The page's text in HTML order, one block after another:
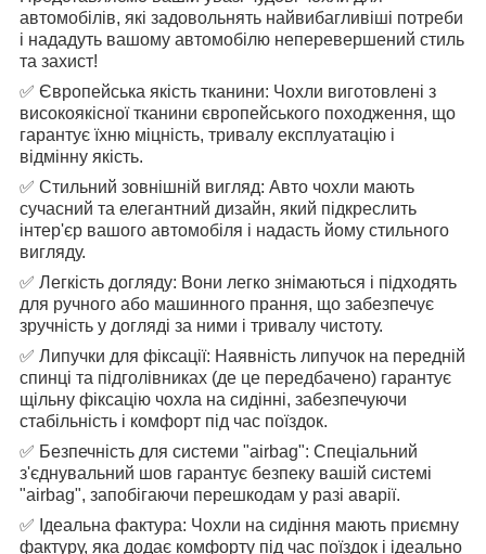
автомобілів, які задовольнять найвибагливіші потреби
і нададуть вашому автомобілю неперевершений стиль
та захист!
✅ Європейська якість тканини: Чохли виготовлені з
високоякісної тканини європейського походження, що
гарантує їхню міцність, тривалу експлуатацію і
відмінну якість.
✅ Стильний зовнішній вигляд: Авто чохли мають
сучасний та елегантний дизайн, який підкреслить
інтер'єр вашого автомобіля і надасть йому стильного
вигляду.
✅ Легкість догляду: Вони легко знімаються і підходять
для ручного або машинного прання, що забезпечує
зручність у догляді за ними і тривалу чистоту.
✅ Липучки для фіксації: Наявність липучок на передній
спинці та підголівниках (де це передбачено) гарантує
щільну фіксацію чохла на сидінні, забезпечуючи
стабільність і комфорт під час поїздок.
✅ Безпечність для системи "airbag": Спеціальний
з'єднувальний шов гарантує безпеку вашій системі
"airbag", запобігаючи перешкодам у разі аварії.
✅ Ідеальна фактура: Чохли на сидіння мають приємну
фактуру, яка додає комфорту під час поїздок і ідеально